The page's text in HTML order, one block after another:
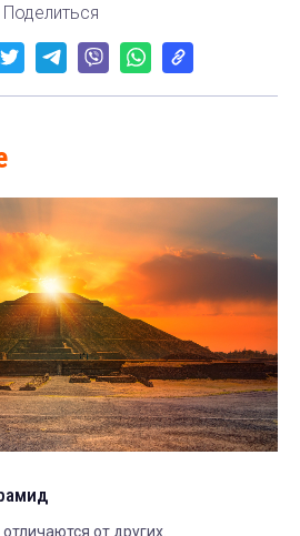
Поделиться
от других.